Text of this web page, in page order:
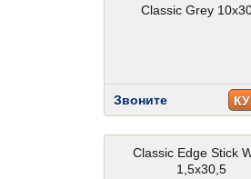
Classic Grey
Звоните
Classic Edge Stick
1,5x30,5